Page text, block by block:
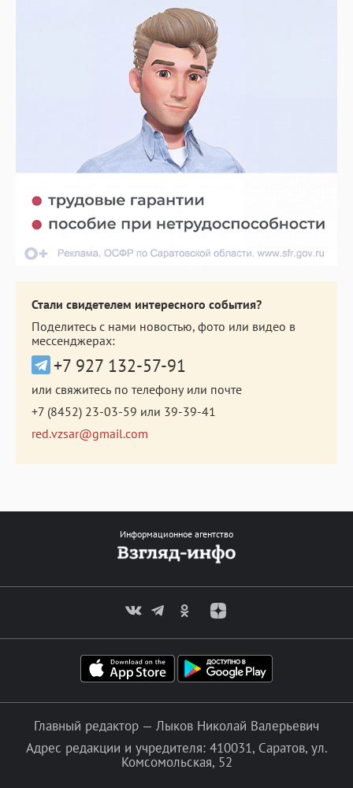
Стали свидетелем интересного события?
Поделитесь с нами новостью, фото или видео в
мессенджерах:
+7 927 132-57-91
или свяжитесь по телефону или почте
+7 (8452) 23-03-59 или 39-39-41
red.vzsar@gmail.com
Информационное агентство
Главный редактор — Лыков Николай Валерьевич
Адрес редакции и учредителя: 410031, Саратов, ул.
Комсомольская, 52